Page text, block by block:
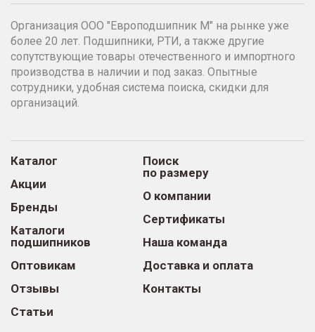
Организация ООО "Европодшипник М" на рынке уже
более 20 лет. Подшипники, РТИ, а также другие
сопутствующие товары отечественного и импортного
производства в наличии и под заказ. Опытные
сотрудники, удобная система поиска, скидки для
организаций.
Каталог
Акции
Бренды
Каталоги
подшипников
Оптовикам
Отзывы
Статьи
Поиск
по размеру
О компании
Сертификаты
Наша команда
Доставка и оплата
Контакты